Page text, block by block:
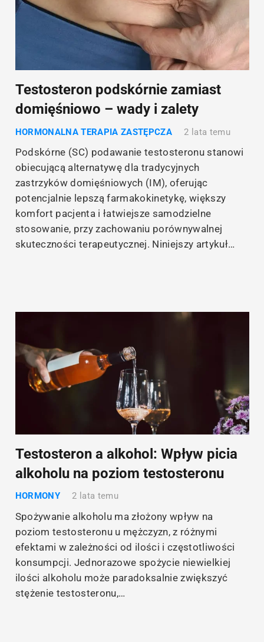
Testosteron podskórnie zamiast
domięśniowo – wady i zalety
HORMONALNA TERAPIA ZASTĘPCZA 2 lata temu
Podskórne (SC) podawanie testosteronu stanowi
obiecującą alternatywę dla tradycyjnych
zastrzyków domięśniowych (IM), oferując
potencjalnie lepszą farmakokinetykę, większy
komfort pacjenta i łatwiejsze samodzielne
stosowanie, przy zachowaniu porównywalnej
skuteczności terapeutycznej. Niniejszy artykuł…
Testosteron a alkohol: Wpływ picia
alkoholu na poziom testosteronu
HORMONY 2 lata temu
Spożywanie alkoholu ma złożony wpływ na
poziom testosteronu u mężczyzn, z różnymi
efektami w zależności od ilości i częstotliwości
konsumpcji. Jednorazowe spożycie niewielkiej
ilości alkoholu może paradoksalnie zwiększyć
stężenie testosteronu,…